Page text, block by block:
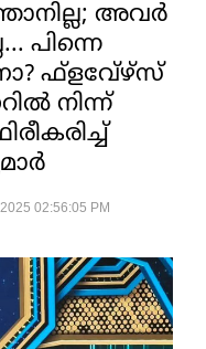
അവര്‍
പിന്നെ
ഫ്‌ളവേ്‌ഴ്‌സ്
നിന്ന്
02:56:05 PM